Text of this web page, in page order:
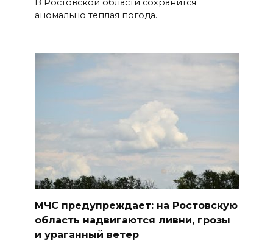
в донской столице
«Метеор» «Андрей Байков»
Меры поддержки после ЧС
07 августа 2026 17:48
На Дону обсудили
взаимодействие участников
избирательного процесса в
период ЕДГ-2026
аномально теплая погода.
МЧС предупреждает: на Ростовскую
область надвигаются ливни, грозы
и ураганный ветер